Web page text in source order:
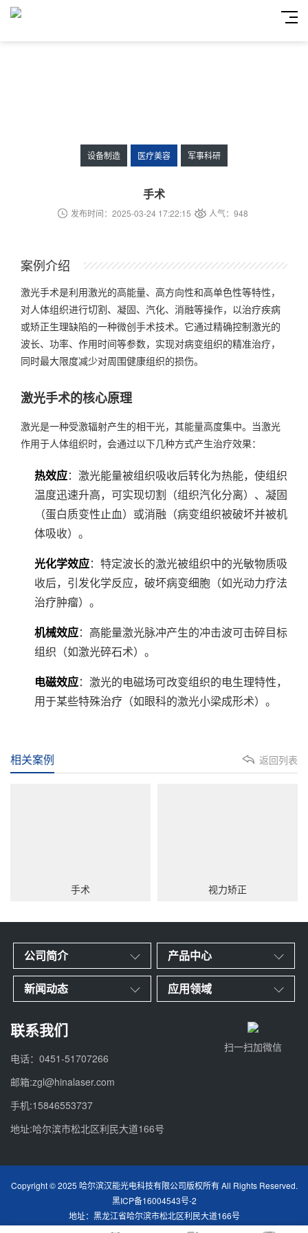
设备制造 医疗美容 军事科研
手术
发布时间：2025-03-24 17:22:15 人气：948
案例介绍
激光手术是利用激光的高能量、高方向性和高单色性等特性，
对人体组织进行切割、凝固、汽化、消融等操作，以治疗疾病
或矫正生理缺陷的一种微创手术技术。它通过精确控制激光的
波长、功率、作用时间等参数，实现对病变组织的精准治疗，
同时最大限度减少对周围健康组织的损伤。
激光手术的核心原理
激光是一种受激辐射产生的相干光，其能量高度集中。当激光
作用于人体组织时，会通过以下几种方式产生治疗效果：
热效应：激光能量被组织吸收后转化为热能，使组织
温度迅速升高，可实现切割（组织汽化分离）、凝固
（蛋白质变性止血）或消融（病变组织被破坏并被机
体吸收）。
光化学效应：特定波长的激光被组织中的光敏物质吸
收后，引发化学反应，破坏病变细胞（如光动力疗法
治疗肿瘤）。
机械效应：高能量激光脉冲产生的冲击波可击碎目标
组织（如激光碎石术）。
电磁效应：激光的电磁场可改变组织的电生理特性，
用于某些特殊治疗（如眼科的激光小梁成形术）。
返回列表
相关案例
手术 视力矫正
公司简介 产品中心
新闻动态 应用领域
扫一扫加微信
联系我们
电话：0451-51707266
邮箱:zgl@hinalaser.com
手机:15846553737
地址:哈尔滨市松北区利民大道166号
Copyright © 2025 哈尔滨汉能光电科技有限公司版权所有 All Rights Reserved.
黑ICP备16004543号-2
地址：黑龙江省哈尔滨市松北区利民大道166号